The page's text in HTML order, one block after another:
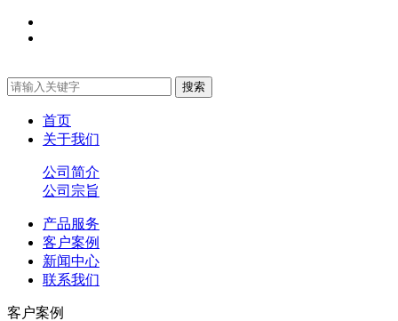
首页
关于我们
公司简介
公司宗旨
产品服务
客户案例
新闻中心
联系我们
客户案例